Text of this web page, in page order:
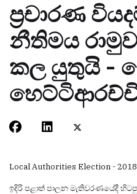
ප්‍රචාරණ
නීතිමය
කල යුතුයි -
Local Authorities Election -
ඉදිරි පළාත් පාලන මැතිවරණයේදී